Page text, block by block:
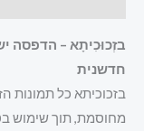
חדשנית
בזכוכיתא כל תמונות